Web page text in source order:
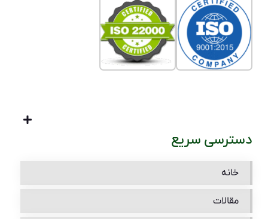
دسترسی سریع
خانه
مقالات